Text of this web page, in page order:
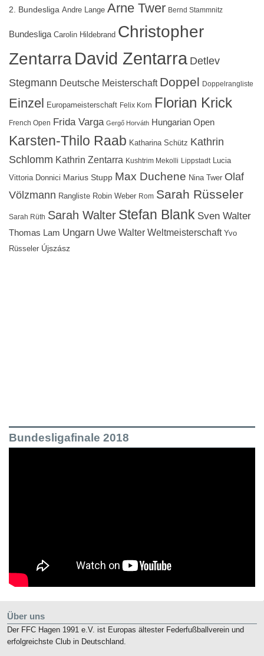
2. Bundesliga Andre Lange Arne Twer Bernd Stammnitz
Bundesliga Carolin Hildebrand Christopher
ZentarraDavid Zentarra Detlev
Stegmann Deutsche Meisterschaft Doppel Doppelrangliste
Einzel Europameisterschaft Felix Korn Florian Krick
French Open Frida Varga Gergő Horváth Hungarian Open
Karsten-Thilo Raab Katharina Schütz Kathrin
Schlomm Kathrin Zentarra Kushtrim Mekolli Lippstadt Lucia
Vittoria Donnici Marius Stupp Max Duchene Nina Twer Olaf
Völzmann Rangliste Robin Weber Rom Sarah Rüsseler
Sarah Rüth Sarah Walter Stefan Blank Sven Walter
Thomas Lam Ungarn Uwe Walter Weltmeisterschaft Yvo
Rüsseler Újszász
Bundesligafinale 2018
Über uns
Der FFC Hagen 1991 e.V. ist Europas ältester Federfußballverein und
erfolgreichste Club in Deutschland.